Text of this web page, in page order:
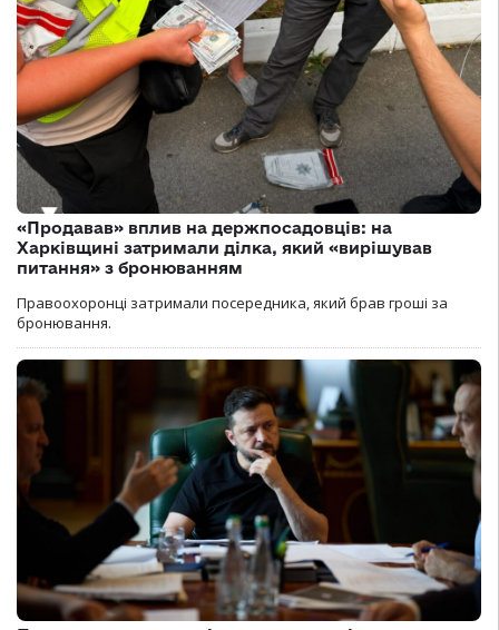
«Продавав» вплив на держпосадовців: на
Харківщині затримали ділка, який «вирішував
питання» з бронюванням
Правоохоронці затримали посередника, який брав гроші за
бронювання.